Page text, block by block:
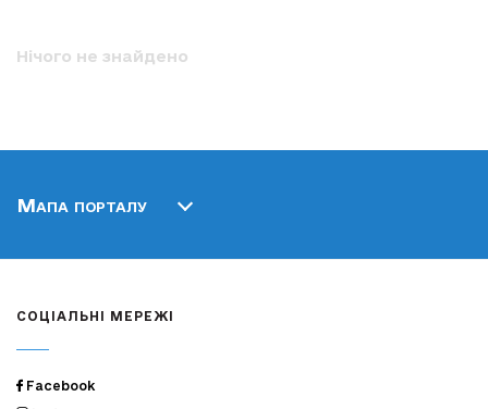
Нічого не знайдено
Мапа порталу
СОЦІАЛЬНІ МЕРЕЖІ
Facebook